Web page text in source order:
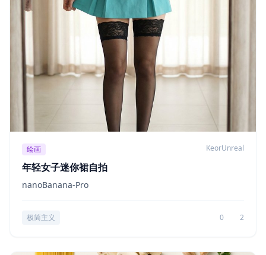
绘画 KeorUnreal
年轻女子迷你裙自拍
nanoBanana-Pro
极简主义 0 2